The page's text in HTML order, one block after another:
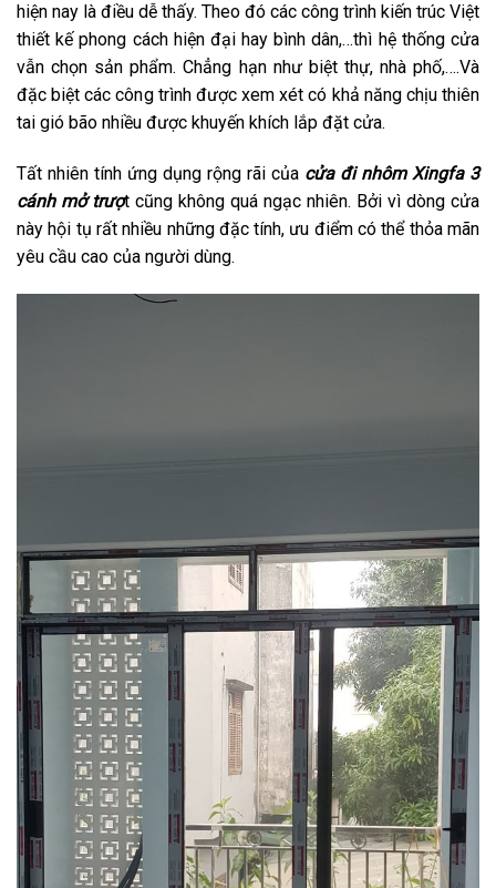
hiện nay là điều dễ thấy. Theo đó các công trình kiến trúc Việt
thiết kế phong cách hiện đại hay bình dân,…thì hệ thống cửa
vẫn chọn sản phẩm. Chẳng hạn như biệt thự, nhà phố,….Và
đặc biệt các công trình được xem xét có khả năng chịu thiên
tai gió bão nhiều được khuyến khích lắp đặt cửa.
Tất nhiên tính ứng dụng rộng rãi của cửa đi nhôm Xingfa 3
cánh mở trượt cũng không quá ngạc nhiên. Bởi vì dòng cửa
này hội tụ rất nhiều những đặc tính, ưu điểm có thể thỏa mãn
yêu cầu cao của người dùng.